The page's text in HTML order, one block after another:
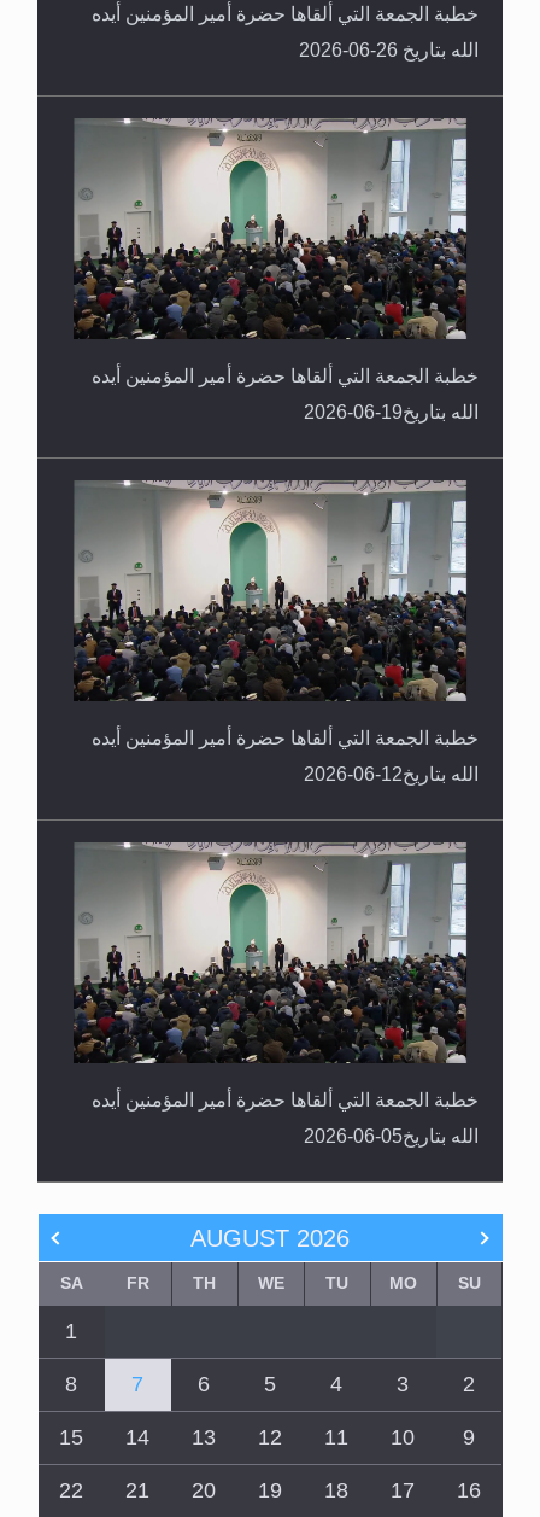
خطبة الجمعة التي ألقاها حضرة أمير المؤمنين أيده
الله بتاريخ 26-06-2026
خطبة الجمعة التي ألقاها حضرة أمير المؤمنين أيده
الله بتاريخ19-06-2026
خطبة الجمعة التي ألقاها حضرة أمير المؤمنين أيده
الله بتاريخ12-06-2026
خطبة الجمعة التي ألقاها حضرة أمير المؤمنين أيده
الله بتاريخ05-06-2026
AUGUST 2026
SU
MO
TU
WE
TH
FR
SA
1
2
3
4
5
6
7
8
9
10
11
12
13
14
15
16
17
18
19
20
21
22